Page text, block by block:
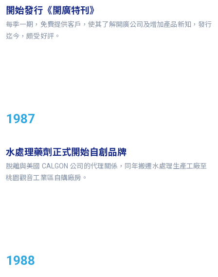
開始發行《開廣特刊》
每季一期，免費提供客戶，使其了解開廣公司及增加產品新知，發行
迄今，頗受好評。
1987
水處理藥劑正式開始自創品牌
脫離與美國 CALGON 公司的代理關係，同年搬遷水處理生產工廠至
桃園觀音工業區自購廠房。
1988